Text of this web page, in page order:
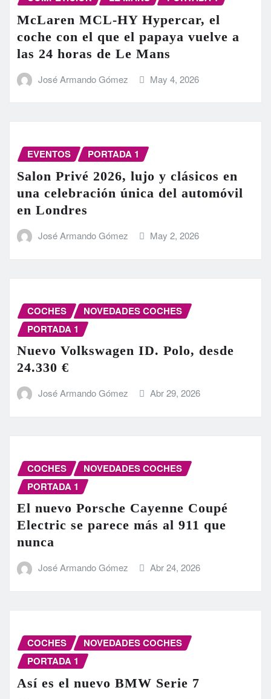
McLaren MCL-HY Hypercar, el
coche con el que el papaya vuelve a
las 24 horas de Le Mans
José Armando Gómez May 4, 2026
EVENTOS PORTADA 1
Salon Privé 2026, lujo y clásicos en
una celebración única del automóvil
en Londres
José Armando Gómez May 2, 2026
COCHES
NOVEDADES COCHES
PORTADA 1
Nuevo Volkswagen ID. Polo, desde
24.330 €
José Armando Gómez Abr 29, 2026
COCHES
NOVEDADES COCHES
PORTADA 1
El nuevo Porsche Cayenne Coupé
Electric se parece más al 911 que
nunca
José Armando Gómez Abr 24, 2026
COCHES
NOVEDADES COCHES
PORTADA 1
Así es el nuevo BMW Serie 7